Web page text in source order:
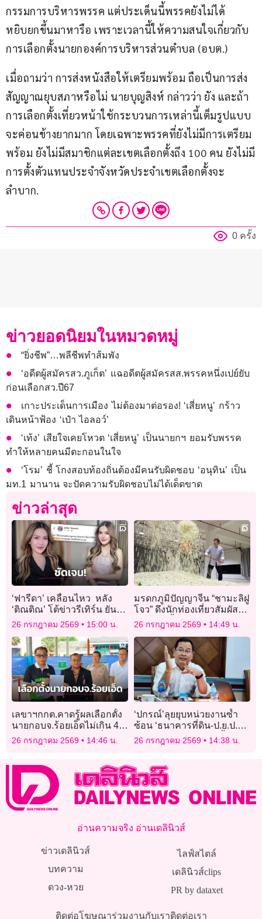
กรรมการบริหารพรรค แต่ประเด็นนี้พรรคยังไม่ได้
หยิบยกขึ้นมาหารือ เพราะเวลานี้ให้ความสนใจเกี่ยวกับ
การเลือกตั้งนายกองค์การบริหารส่วนตำบล (อบต.)
เมื่อถามว่า การส่งหนังสือให้เตรียมพร้อม ถือเป็นการส่ง
สัญญาณยุบสภาหรือไม่ นายบุญสิงห์ กล่าวว่า ยัง และถ้า
การเลือกตั้งเที่ยวหน้าใช้กระบวนการเหล่านี้เต็มรูปแบบ
จะค่อนข้างยากมาก โดยเฉพาะพรรคที่ยังไม่มีการเตรียม
พร้อม ยังไม่มีสมาชิกแต่ละเขตเลือกตั้งถึง 100 คน ยังไม่มี
การตั้งตัวแทนประจำจังหวัดประจำเขตเลือกตั้งจะ
ลำบาก.
0 ครั้ง
ข่าวยอดนิยมในหมวดหมู่
“ยิ่งชีพ”…พลีชีพทำส้มพัง
‘อดีตผู้สมัครสว.ภูเก็ต’ แฉอดีตผู้สมัครสส.พรรคหนึ่งเปย์ยับ
ก่อนเลือกสว.ปี67
เกาะประเด็นการเมือง ไม่ต้องมาต่อรอง! ‘เสี่ยหนู’ กร้าว
เดินหน้าฟ้อง ‘เป๋า ไอลอว์’
‘เท้ง’ เสียใจเคยโหวต ‘เสี่ยหนู’ เป็นนายกฯ ยอมรับพรรค
ทำให้หลายคนมีตะกอนในใจ
‘โรม’ ชี้ โกงสอบท้องถิ่นต้องมีคนรับผิดชอบ ‘อนุทิน’ เป็น
มท.1 มานาน จะปัดความรับผิดชอบไม่ได้เด็ดขาด
ข่าวล่าสุด
‘ฟารีดา’ เคลื่อนไหว หลัง
‘ติณติณ’ โต้ข่าวรีเทิร์น ยันให้
ลูกสาวใช้นามสกุลตนเอง!
26 กรกฎาคม 2569 15:00 น.
มรดกภูมิปัญญาจีน “ชามะลิฝู
โจว” ดึงนักท่องเที่ยวสัมผัส
กรรมวิธีดั้งเดิม
26 กรกฎาคม 2569 14:49 น.
เลขาฯกกต.คาดรู้ผลเลือกตั้ง
นายกอบจ.ร้อยเอ็ดไม่เกิน 4
ทุ่ม ยังไม่พบร้องเรียนเรื่องหา
26 กรกฎาคม 2569 14:46 น.
‘ปกรณ์’ลุยยุบหน่วยงานซ้ำ
ซ้อน ‘ธนาคารที่ดิน-ป.ย.ป.
องค์การมหาชน’ ก.ย.นี้
26 กรกฎาคม 2569 14:38 น.
อ่านความจริง อ่านเดลินิวส์
ข่าวเดลินิวส์
บทความ
ดวง-หวย
ไลฟ์สไตล์
เดลินิวส์clips
PR by dataxet
ติดต่อโฆษณาร่วมงานกับเราติดต่อเรา